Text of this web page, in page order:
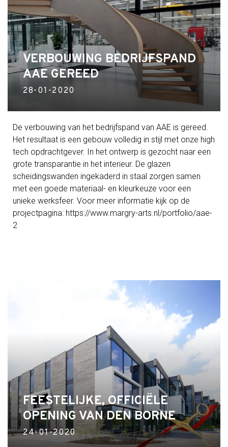
VERBOUWING BEDRIJFSPAND
AAE GEREED
28-01-2020
De verbouwing van het bedrijfspand van AAE is gereed.
Het resultaat is een gebouw volledig in stijl met onze high
tech opdrachtgever. In het ontwerp is gezocht naar een
grote transparantie in het interieur. De glazen
scheidingswanden ingekaderd in staal zorgen samen
met een goede materiaal- en kleurkeuze voor een
unieke werksfeer. Voor meer informatie kijk op de
projectpagina: https://www.margry-arts.nl/portfolio/aae-
2
FEESTELIJKE, OFFICIËLE
OPENING VAN DEN BORNE
24-01-2020